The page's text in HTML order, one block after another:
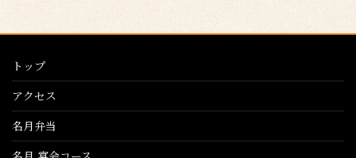
トップ
アクセス
名月弁当